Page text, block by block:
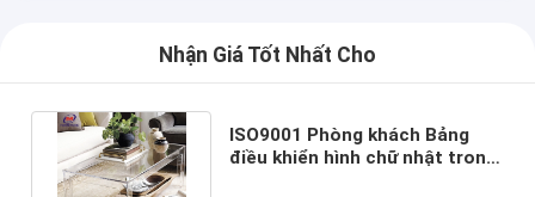
Nhận Giá Tốt Nhất Cho
ISO9001 Phòng khách Bảng
điều khiển hình chữ nhật trong